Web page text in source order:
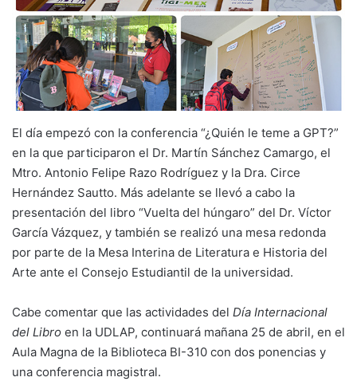
El día empezó con la conferencia “¿Quién le teme a GPT?”
en la que participaron el Dr. Martín Sánchez Camargo, el
Mtro. Antonio Felipe Razo Rodríguez y la Dra. Circe
Hernández Sautto. Más adelante se llevó a cabo la
presentación del libro “Vuelta del húngaro” del Dr. Víctor
García Vázquez, y también se realizó una mesa redonda
por parte de la Mesa Interina de Literatura e Historia del
Arte ante el Consejo Estudiantil de la universidad.
Cabe comentar que las actividades del Día Internacional
del Libro en la UDLAP, continuará mañana 25 de abril, en el
Aula Magna de la Biblioteca BI-310 con dos ponencias y
una conferencia magistral.